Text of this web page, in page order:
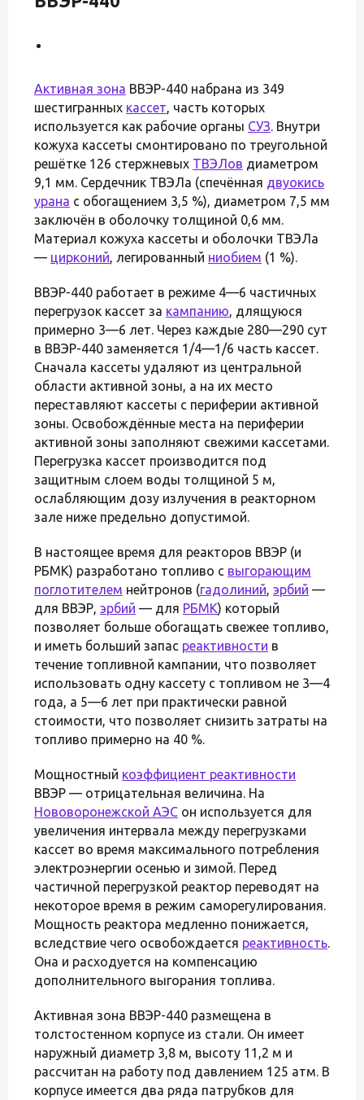
Активная зона ВВЭР-440 набрана из 349
шестигранных кассет, часть которых
используется как рабочие органы СУЗ. Внутри
кожуха кассеты смонтировано по треугольной
решётке 126 стержневых ТВЭЛов диаметром
9,1 мм. Сердечник ТВЭЛа (спечённая двуокись
урана с обогащением 3,5 %), диаметром 7,5 мм
заключён в оболочку толщиной 0,6 мм.
Материал кожуха кассеты и оболочки ТВЭЛа
— цирконий, легированный ниобием (1 %).
ВВЭР-440 работает в режиме 4—6 частичных
перегрузок кассет за кампанию, длящуюся
примерно 3—6 лет. Через каждые 280—290 сут
в ВВЭР-440 заменяется 1/4—1/6 часть кассет.
Сначала кассеты удаляют из центральной
области активной зоны, а на их место
переставляют кассеты с периферии активной
зоны. Освобождённые места на периферии
активной зоны заполняют свежими кассетами.
Перегрузка кассет производится под
защитным слоем воды толщиной 5 м,
ослабляющим дозу излучения в реакторном
зале ниже предельно допустимой.
В настоящее время для реакторов ВВЭР (и
РБМК) разработано топливо с выгорающим
поглотителем нейтронов (гадолиний, эрбий —
для ВВЭР, эрбий — для РБМК) который
позволяет больше обогащать свежее топливо,
и иметь больший запас реактивности в
течение топливной кампании, что позволяет
использовать одну кассету с топливом не 3—4
года, а 5—6 лет при практически равной
стоимости, что позволяет снизить затраты на
топливо примерно на 40 %.
Мощностный коэффициент реактивности
ВВЭР — отрицательная величина. На
Нововоронежской АЭС он используется для
увеличения интервала между перегрузками
кассет во время максимального потребления
электроэнергии осенью и зимой. Перед
частичной перегрузкой реактор переводят на
некоторое время в режим саморегулирования.
Мощность реактора медленно понижается,
вследствие чего освобождается реактивность.
Она и расходуется на компенсацию
дополнительного выгорания топлива.
Активная зона ВВЭР-440 размещена в
толстостенном корпусе из стали. Он имеет
наружный диаметр 3,8 м, высоту 11,2 м и
рассчитан на работу под давлением 125 атм. В
корпусе имеется два ряда патрубков для